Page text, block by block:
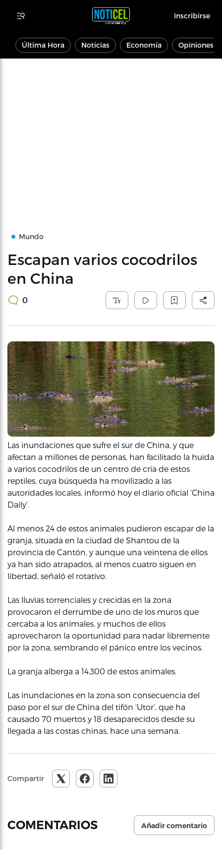
Inscribirse
Última Hora Noticias Economía Opiniones
Mundo
Escapan varios cocodrilos
en China
0
Las inundaciones que sufre el sur de China, y que
afectan a millones de personas, han facilitado la huida
a varios cocodrilos de un centro de cría de estos
reptiles, cuya búsqueda ha movilizado a las
autoridades locales, informó hoy el diario oficial ‘China
Daily’.
Al menos 24 de estos animales pudieron escapar de la
granja, situada en la ciudad de Shantou de la
provincia de Cantón, y aunque una veintena de ellos
ya han sido atrapados, al menos cuatro siguen en
libertad, señaló el rotativo.
Las lluvias torrenciales y crecidas en la zona
provocaron el derrumbe de uno de los muros que
cercaba a los animales, y muchos de ellos
aprovecharon la oportunidad para nadar libremente
por la zona, sembrando el pánico entre los vecinos.
La granja alberga a 14,300 de estos animales.
Las inundaciones en la zona son consecuencia del
paso por el sur de China del tifón ‘Utor’, que ha
causado 70 muertos y 18 desaparecidos desde su
llegada a las costas chinas, hace una semana.
Compartir
COMENTARIOS Añadir comentario